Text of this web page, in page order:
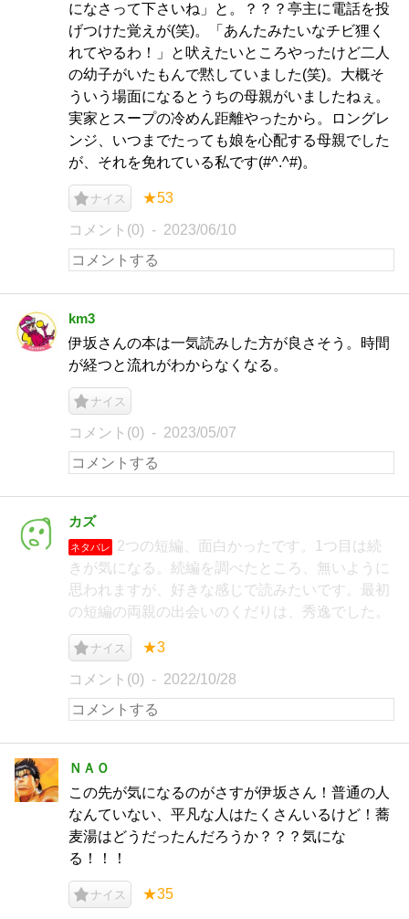
になさって下さいね」と。？？？亭主に電話を投
げつけた覚えが(笑)。「あんたみたいなチビ狸く
れてやるわ！」と吠えたいところやったけど二人
の幼子がいたもんで黙していました(笑)。大概そ
ういう場面になるとうちの母親がいましたねぇ。
実家とスープの冷めん距離やったから。ロングレ
ンジ、いつまでたっても娘を心配する母親でした
が、それを免れている私です(#^.^#)。
ナイス ★53
コメント(0) 2023/06/10
km3
伊坂さんの本は一気読みした方が良さそう。時間
が経つと流れがわからなくなる。
ナイス
コメント(0) 2023/05/07
カズ
ネタバレ
2つの短編、面白かったです。1つ目は続
きが気になる。続編を調べたところ、無いように
思われますが、好きな感じで読みたいです。最初
の短編の両親の出会いのくだりは、秀逸でした。
ナイス ★3
コメント(0) 2022/10/28
ＮＡＯ
この先が気になるのがさすが伊坂さん！普通の人
なんていない、平凡な人はたくさんいるけど！蕎
麦湯はどうだったんだろうか？？？気にな
る！！！
ナイス ★35